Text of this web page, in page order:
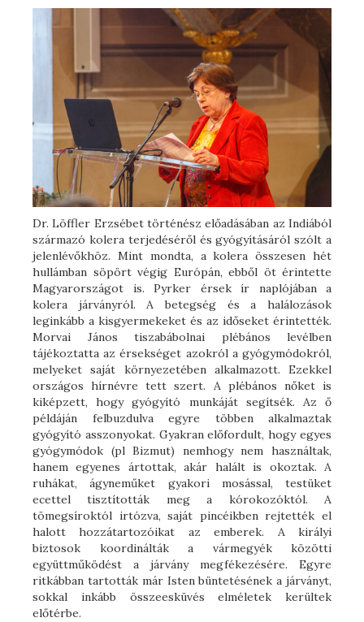
Dr. Löffler Erzsébet történész előadásában az Indiából
származó kolera terjedéséről és gyógyításáról szólt a
jelenlévőkhöz. Mint mondta, a kolera összesen hét
hullámban söpört végig Európán, ebből öt érintette
Magyarországot is. Pyrker érsek ír naplójában a
kolera járványról. A betegség és a halálozások
leginkább a kisgyermekeket és az időseket érintették.
Morvai János tiszabábolnai plébános levélben
tájékoztatta az érsekséget azokról a gyógymódokról,
melyeket saját környezetében alkalmazott. Ezekkel
országos hírnévre tett szert. A plébános nőket is
kiképzett, hogy gyógyító munkáját segítsék. Az ő
példáján felbuzdulva egyre többen alkalmaztak
gyógyító asszonyokat. Gyakran előfordult, hogy egyes
gyógymódok (pl Bizmut) nemhogy nem használtak,
hanem egyenes ártottak, akár halált is okoztak. A
ruhákat, ágyneműket gyakori mosással, testüket
ecettel tisztították meg a kórokozóktól. A
tömegsíroktól irtózva, saját pincéikben rejtették el
halott hozzátartozóikat az emberek. A királyi
biztosok koordinálták a vármegyék közötti
együttműködést a járvány megfékezésére. Egyre
ritkábban tartották már Isten büntetésének a járványt,
sokkal inkább összeesküvés elméletek kerültek
előtérbe.